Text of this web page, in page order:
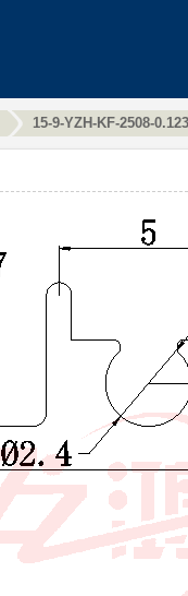
15-9-YZH-KF-2508-